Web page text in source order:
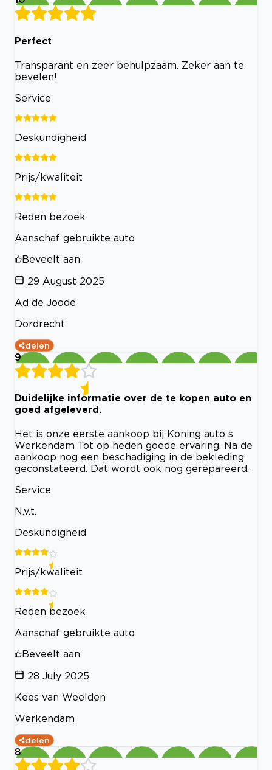
Perfect
Transparant en zeer behulpzaam. Zeker aan te
bevelen!
Service
Deskundigheid
Prijs/kwaliteit
Reden bezoek
Aanschaf gebruikte auto
Beveelt aan
29 August 2025
Ad de Joode
Dordrecht
delen
9
Duidelijke informatie over de te kopen auto en
goed afgeleverd.
Het is onze eerste aankoop bij Koning auto s
Werkendam Tot op heden goede ervaring. Na de
aankoop nog een beschadiging in de bekleding
geconstateerd. Dat wordt ook nog gerepareerd.
Service
N.v.t.
Deskundigheid
Prijs/kwaliteit
Reden bezoek
Aanschaf gebruikte auto
Beveelt aan
28 July 2025
Kees van Weelden
Werkendam
delen
8